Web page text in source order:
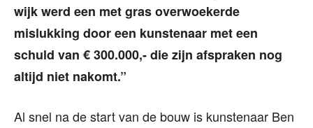
wijk werd een met gras overwoekerde
mislukking door een kunstenaar met een
schuld van € 300.000,- die zijn afspraken nog
altijd niet nakomt.”
Al snel na de start van de bouw is kunstenaar Ben